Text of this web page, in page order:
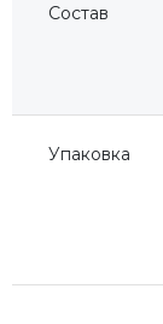
Состав
Упаковка